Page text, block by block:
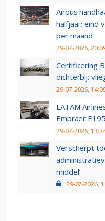
Airbus
halfjaar: eind
per maand
29-07-2026,
Certificering
dichterbij:
29-07-2026,
LATAM
Embraer
29-07-2026,
Verscherpt
middel’
29-07-2026,